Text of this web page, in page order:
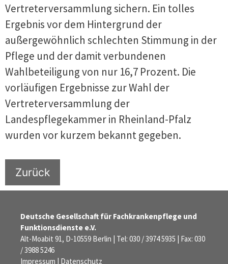
Vertreterversammlung sichern. Ein tolles
Ergebnis vor dem Hintergrund der
außergewöhnlich schlechten Stimmung in der
Pflege und der damit verbundenen
Wahlbeteiligung von nur 16,7 Prozent. Die
vorläufigen Ergebnisse zur Wahl der
Vertreterversammlung der
Landespflegekammer in Rheinland-Pfalz
wurden vor kurzem bekannt gegeben.
Zurück
Deutsche Gesellschaft für Fachkrankenpflege und
Funktionsdienste e.V.
Alt-Moabit 91, D-10559 Berlin | Tel: 030 / 3974 5935 | Fax: 030
/ 3988 5246
Impressum | Datenschutz